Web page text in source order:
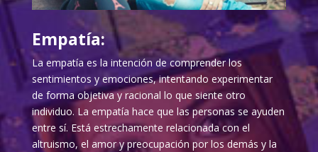
Empatía:
La empatía es la intención de comprender los
sentimientos y emociones, intentando experimentar
de forma objetiva y racional lo que siente otro
individuo. La empatía hace que las personas se ayuden
entre sí. Está estrechamente relacionada con el
altruismo, el amor y preocupación por los demás y la